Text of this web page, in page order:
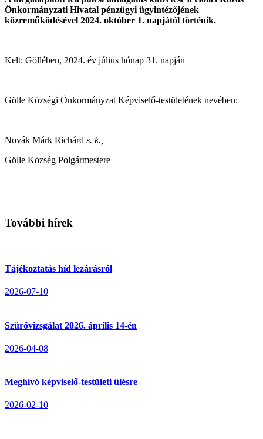
Önkormányzati Hivatal pénzügyi ügyintézőjének
közreműködésével 2024. október 1. napjától történik.
Kelt: Göllében, 2024. év július hónap 31. napján
Gölle Községi Önkormányzat Képviselő-testületének nevében:
Novák Márk Richárd s. k.,
Gölle Község Polgármestere
További hírek
Tájékoztatás híd lezárásról
2026-07-10
Szűrővizsgálat 2026. április 14-én
2026-04-08
Meghívó képviselő-testületi ülésre
2026-02-10